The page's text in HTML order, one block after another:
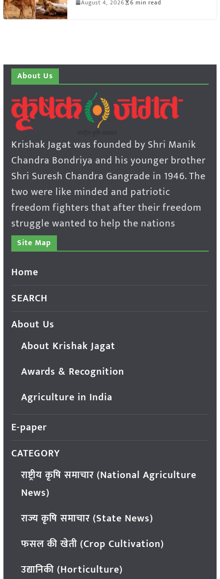
August 4, 2026 6 min read
About Us
Krishak Jagat was founded by Shri Manik
Chandra Bondriya and his younger brother
Shri Suresh Chandra Gangrade in 1946. The
two were like minded and patriotic
freedom fighters that after their freedom
struggle wanted to help the nations
Site Map
Home
SEARCH
About Us
About Krishak Jagat
Awards & Recognition
Agriculture in India
E-paper
CATEGORY
राष्ट्रीय कृषि समाचार (National Agriculture
News)
राज्य कृषि समाचार (State News)
फसल की खेती (Crop Cultivation)
उद्यानिकी (Horticulture)